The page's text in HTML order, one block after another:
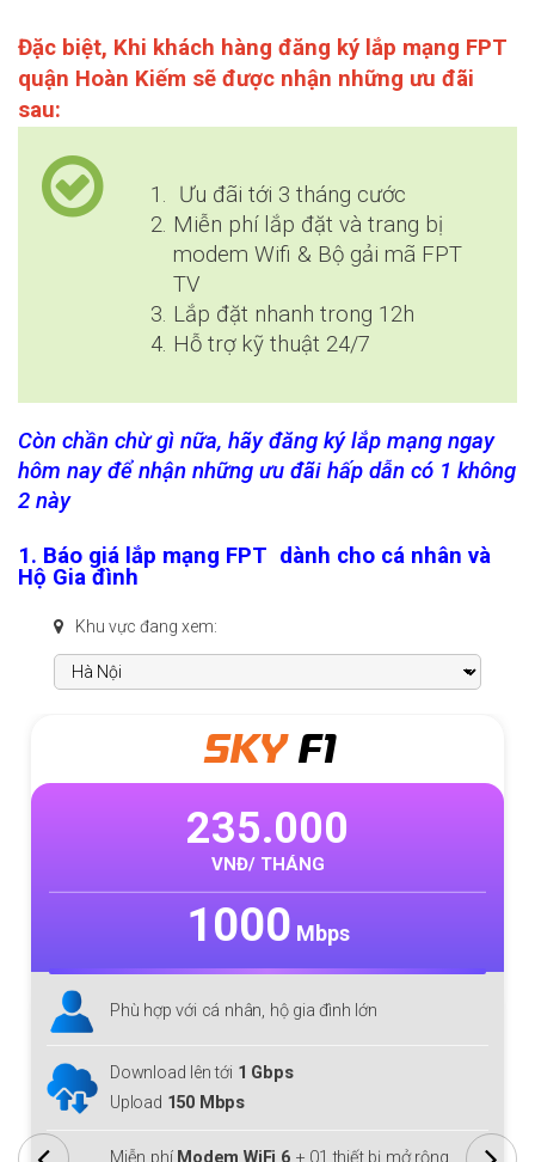
Đặc biệt, Khi khách hàng đăng ký lắp mạng FPT
quận Hoàn Kiếm sẽ được nhận những ưu đãi
sau:
Ưu đãi tới 3 tháng cước
Miễn phí lắp đặt và trang bị
modem Wifi & Bộ gải mã FPT
TV
Lắp đặt nhanh trong 12h
Hỗ trợ kỹ thuật 24/7
Còn chần chừ gì nữa, hãy đăng ký lắp mạng ngay
hôm nay để nhận những ưu đãi hấp dẫn có 1 không
2 này
1. Báo giá lắp mạng FPT dành cho cá nhân và
Hộ Gia đình
Khu vực đang xem:
METAF1
370.000
VNĐ/ THÁNG
1000Mbps
Phù hợp với cá nhân, hộ gia đình lớn
Download/Upload lên tới
Miễn phíModem WiFi 6 + 01 thiết bị mở rộng